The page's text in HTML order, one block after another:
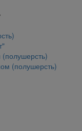
(полушерсть)